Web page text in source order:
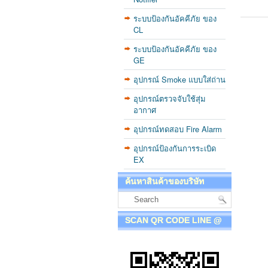
ระบบป้องกันอัคคีภัย ของ
CL
ระบบป้องกันอัคคีภัย ของ
GE
อุปกรณ์ Smoke แบบใส่ถ่าน
อุปกรณ์ตรวจจับใช้สุ่ม
อากาศ
อุปกรณ์ทดสอบ Fire Alarm
อุปกรณ์ป้องกันการระเบิด
EX
ค้นหาสินค้าของบริษัท
SCAN QR CODE LINE @